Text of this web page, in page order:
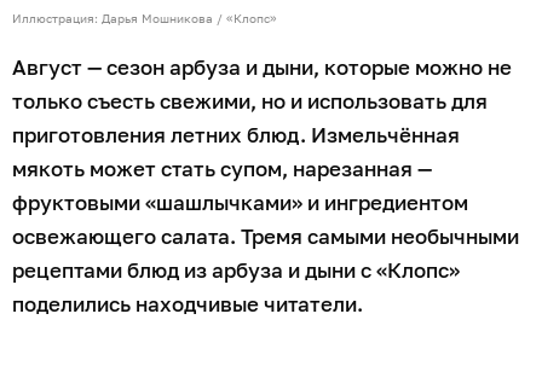
Иллюстрация: Дарья Мошникова / «Клопс»
Август — сезон арбуза и дыни, которые можно не
только съесть свежими, но и использовать для
приготовления летних блюд. Измельчённая
мякоть может стать супом, нарезанная —
фруктовыми «шашлычками» и ингредиентом
освежающего салата. Тремя самыми необычными
рецептами блюд из арбуза и дыни с «Клопс»
поделились находчивые читатели.